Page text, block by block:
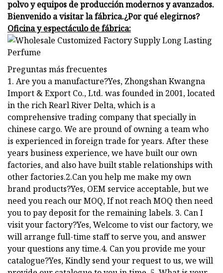
polvo y equipos de producción modernos y avanzados.
Bienvenido a visitar la fábrica.¿Por qué elegirnos?
Oficina y espectáculo de fábrica:
Preguntas más frecuentes
1. Are you a manufacture?Yes, Zhongshan Kwangna
Import & Export Co., Ltd. was founded in 2001, located
in the rich Rearl River Delta, which is a
comprehensive trading company that specially in
chinese cargo. We are pround of owning a team who
is experienced in foreign trade for years. After these
years business experience, we have built our own
factories, and also have built stable relationships with
other factories.2.Can you help me make my own
brand products?Yes, OEM service acceptable, but we
need you reach our MOQ, If not reach MOQ then need
you to pay deposit for the remaining labels. 3. Can I
visit your factory?Yes, Welcome to vist our factory, we
will arrange full-time staff to serve you, and answer
your questions any time.4. Can you provide me your
catalogue?Yes, Kindly send your request to us, we will